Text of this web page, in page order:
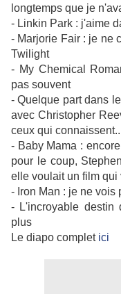
longtemps que je
- Linkin Park : j'aime
- Marjorie Fair : je ne
Twilight
- My Chemical
pas souvent
- Quelque part dans
avec Christopher
ceux qui
- Baby Mama :
pour le coup,
elle voulait un film qui
- Iron Man : je ne vois
- L'incroyable destin
plus
Le diapo complet ici